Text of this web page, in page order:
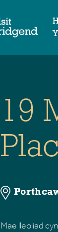
19
Mae lleoliad